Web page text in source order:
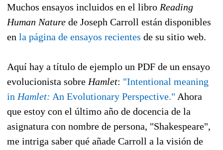
Muchos ensayos incluidos en el libro Reading
Human Nature de Joseph Carroll están disponibles
en la página de ensayos recientes de su sitio web.
Aquí hay a título de ejemplo un PDF de un ensayo
evolucionista sobre Hamlet: "Intentional meaning
in Hamlet: An Evolutionary Perspective." Ahora
que estoy con el último año de docencia de la
asignatura con nombre de persona, "Shakespeare",
me intriga saber qué añade Carroll a la visión de